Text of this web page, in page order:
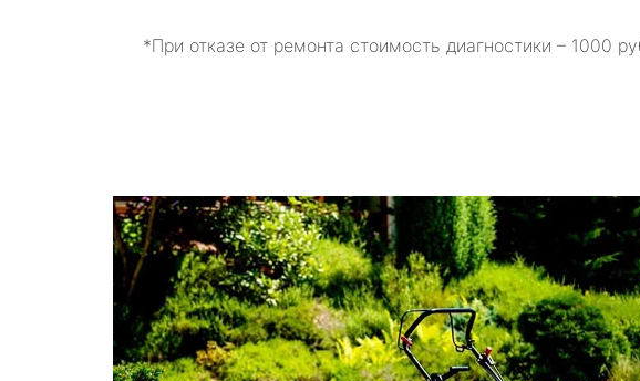
*При отказе от ремонта стоимость диагностики – 1000